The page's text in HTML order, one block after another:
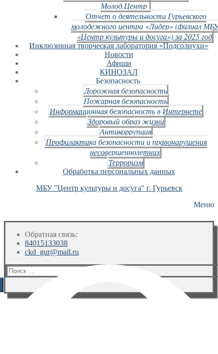
Молод.Центр
Отчет о деятельности Гурьевского
молодежного центра «Лидер» (филиал
«Центр культуры и досуга») за 2025 год
Инклюзивная творческая лаборатория «Подсолнухи»
Новости
Афиши
КИНОЗАЛ
Безопасность
Дорожная безопасность
Пожарная безопасность
Информационная безопасность в Интернете
Здоровый образ жизни
Антикоррупция
Профилактика безопасности и правонарушения
несовершеннолетних
Терроризм
Обработка персональных данных
МБУ "Центр культуры и досуга" г. Гурьевск
Меню
Обратная связь:
84015133038
ckd_gur@mail.ru
Искать: